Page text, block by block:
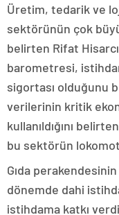
Üretim, tedarik ve
sektörünün çok
belirten Rifat
barometresi,
sigortası olduğunu
verilerinin kritik
kullanıldığını
bu sektörün
Gıda
dönemde dahi
istihdama katkı